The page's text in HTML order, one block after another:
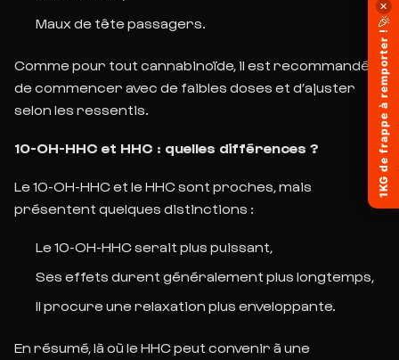
Maux de tête passagers.
Comme pour tout cannabinoïde, il est recommandé
de commencer avec de faibles doses et d’ajuster
selon les ressentis.
10-OH-HHC et HHC : quelles différences ?
Le 10-OH-HHC et le HHC sont proches, mais
présentent quelques distinctions :
Le 10-OH-HHC serait plus puissant,
Ses effets durent généralement plus longtemps,
Il procure une relaxation plus enveloppante.
En résumé, là où le HHC peut convenir à une
✕
🎉
1KG de frappe à remporter !